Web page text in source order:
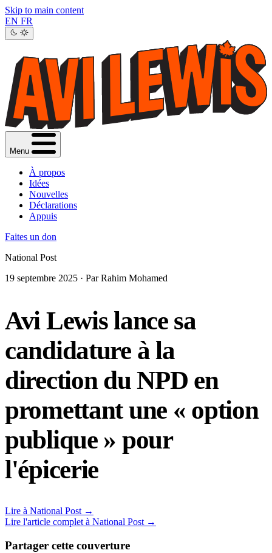
Skip to main content
EN FR
Menu
À propos
Idées
Nouvelles
Déclarations
Appuis
Faites un don
National Post
19 septembre 2025 · Par Rahim Mohamed
Avi Lewis lance sa
candidature à la
direction du NPD en
promettant une « option
publique » pour
l'épicerie
Lire à National Post →
Lire l'article complet à National Post →
Partager cette couverture